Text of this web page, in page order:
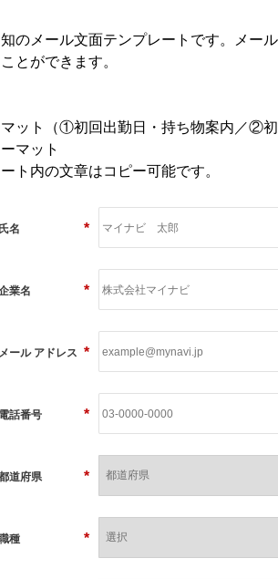
のメール文面テンプレートです。メー
とができます。
マット（①初回出勤日・持ち物案内／②初
マット
ト内の文章はコピー可能です。
*
氏名
*
業名
*
メール アドレス
*
電話番号
*
道府県
*
種